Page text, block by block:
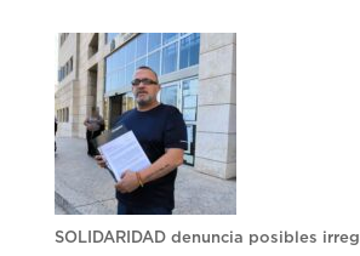
SOLIDARIDAD denuncia posibles